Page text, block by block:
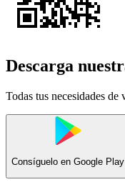
Descarga
Todas tus necesidades
Consíguelo en Google Play